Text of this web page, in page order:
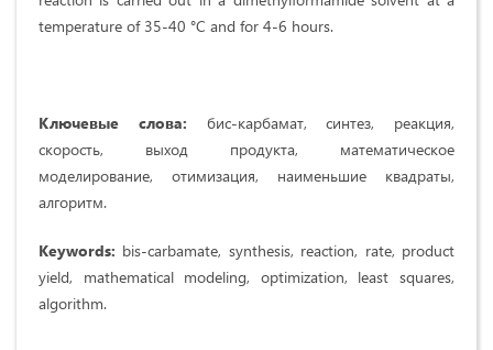
temperature of 35-40 °C and for 4-6 hours.
Ключевые слова: бис-карбамат, синтез, реакция,
скорость, выход продукта, математическое
моделирование, отимизация, наименьшие квадраты,
алгоритм.
Keywords: bis-carbamate, synthesis, reaction, rate, product
yield, mathematical modeling, optimization, least squares,
algorithm.